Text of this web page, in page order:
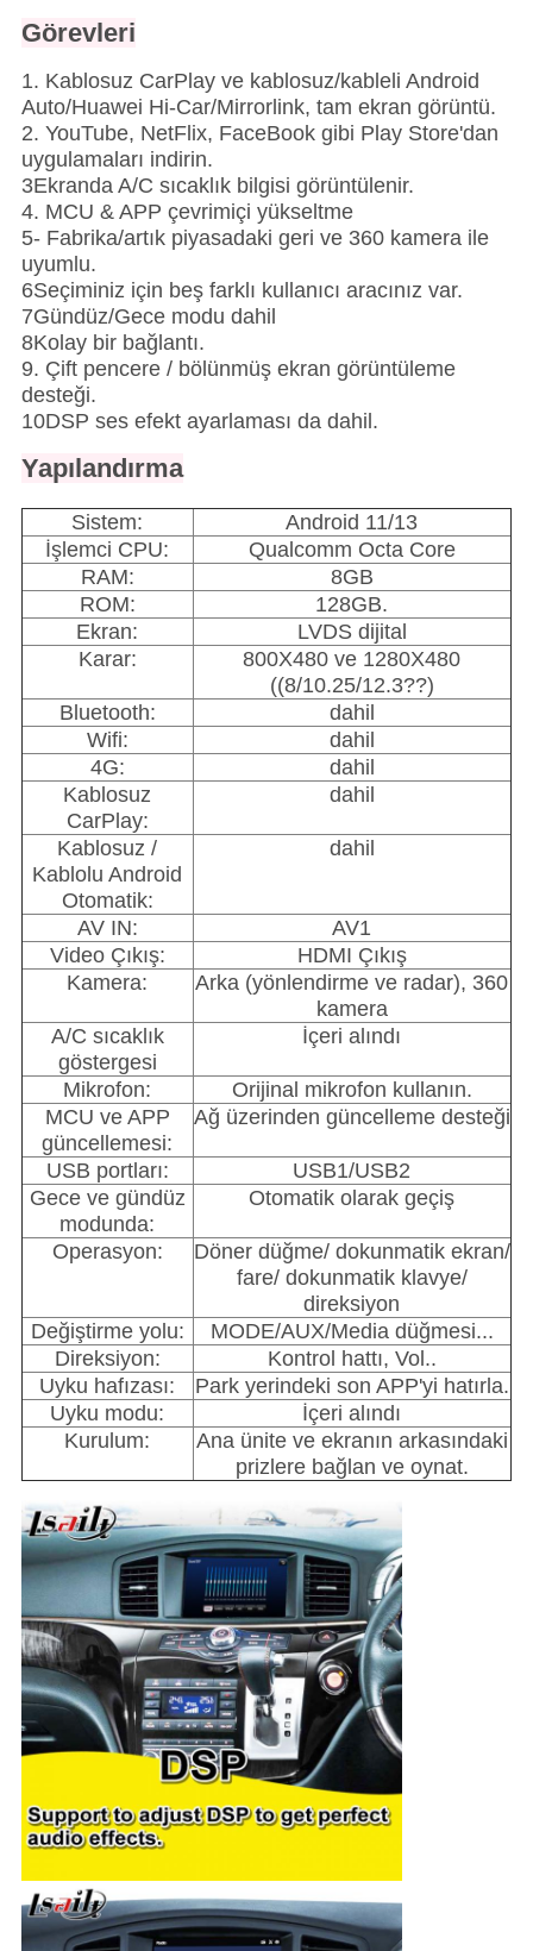
Görevleri
1. Kablosuz CarPlay ve kablosuz/kableli Android
Auto/Huawei Hi-Car/Mirrorlink, tam ekran görüntü.
2. YouTube, NetFlix, FaceBook gibi Play Store'dan
uygulamaları indirin.
3Ekranda A/C sıcaklık bilgisi görüntülenir.
4. MCU & APP çevrimiçi yükseltme
5- Fabrika/artık piyasadaki geri ve 360 kamera ile
uyumlu.
6Seçiminiz için beş farklı kullanıcı aracınız var.
7Gündüz/Gece modu dahil
8Kolay bir bağlantı.
9. Çift pencere / bölünmüş ekran görüntüleme
desteği.
10DSP ses efekt ayarlaması da dahil.
Yapılandırma
Sistem:
Android 11/13
İşlemci CPU:
Qualcomm Octa Core
RAM:
8GB
ROM:
128GB.
Ekran:
LVDS dijital
Karar:
800X480 ve 1280X480
((8/10.25/12.3??)
Bluetooth:
dahil
Wifi:
dahil
4G:
dahil
Kablosuz
CarPlay:
dahil
Kablosuz /
Kablolu Android
Otomatik:
dahil
AV IN:
AV1
Video Çıkış:
HDMI Çıkış
Kamera:
Arka (yönlendirme ve radar), 360
kamera
A/C sıcaklık
göstergesi
İçeri alındı
Mikrofon:
Orijinal mikrofon kullanın.
MCU ve APP
güncellemesi:
Ağ üzerinden güncelleme desteği
USB portları:
USB1/USB2
Gece ve gündüz
modunda:
Otomatik olarak geçiş
Operasyon:
Döner düğme/ dokunmatik ekran/
fare/ dokunmatik klavye/
direksiyon
Değiştirme yolu:
MODE/AUX/Media düğmesi...
Direksiyon:
Kontrol hattı, Vol..
Uyku hafızası:
Park yerindeki son APP'yi hatırla.
Uyku modu:
İçeri alındı
Kurulum:
Ana ünite ve ekranın arkasındaki
prizlere bağlan ve oynat.